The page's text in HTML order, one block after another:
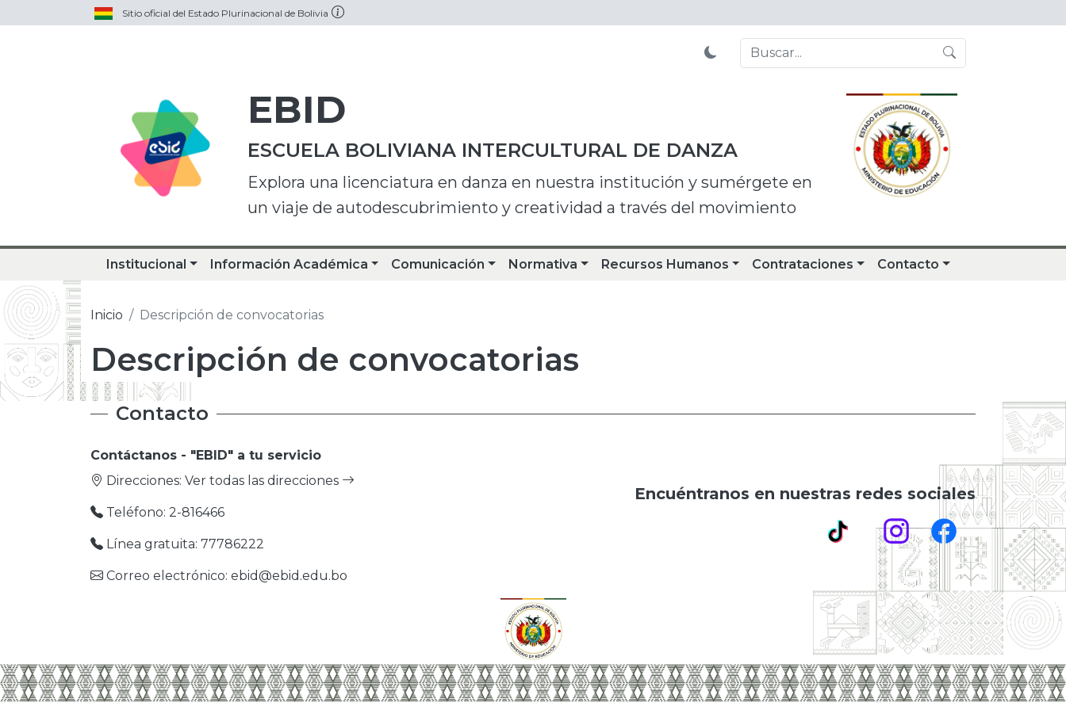
Sitio oficial del Estado Plurinacional de Bolivia
EBID
ESCUELA BOLIVIANA INTERCULTURAL DE DANZA
Explora una licenciatura en danza en nuestra institución y sumérgete en
un viaje de autodescubrimiento y creatividad a través del movimiento
Institucional Información Académica Comunicación Normativa Recursos Humanos Contrataciones Contacto
Inicio Descripción de convocatorias
Descripción de convocatorias
Contacto
Contáctanos - "EBID" a tu servicio
Direcciones: Ver todas las direcciones
Teléfono: 2-816466
Línea gratuita: 77786222
Correo electrónico: ebid@ebid.edu.bo
Encuéntranos en nuestras redes sociales